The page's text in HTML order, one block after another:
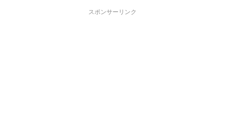
スポンサーリンク